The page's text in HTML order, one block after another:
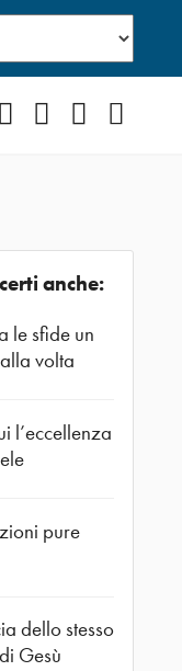
anche:
le sfide un
volta
l’eccellenza
pure
dello stesso
Gesù